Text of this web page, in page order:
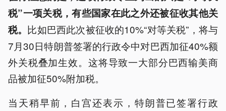
税”一项关税，有些国家在此之外还被征收其他关
税。 比如巴西此次被征收的10%“对等关税”，将与
7月30日特朗普签署的行政令中对巴西加征40%额
外关税叠加生效。这将导致一大部分巴西输美商
品被加征50%附加税。
当天稍早前，白宫还表示，特朗普已签署行政